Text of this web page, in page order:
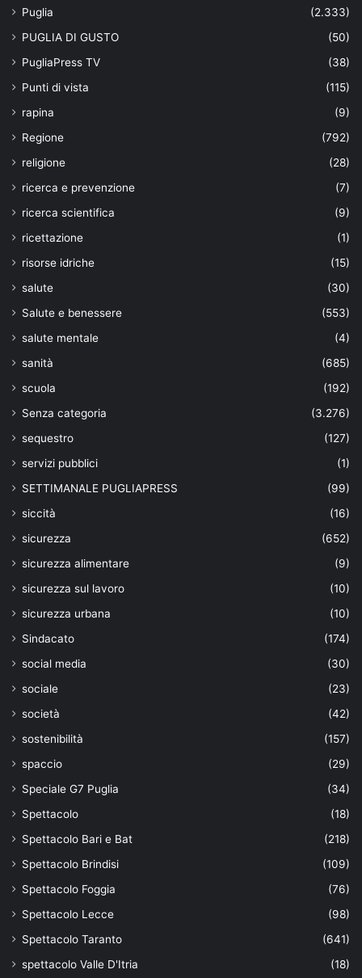
Puglia
(2.333)
PUGLIA DI GUSTO
(50)
PugliaPress TV
(38)
Punti di vista
(115)
rapina
(9)
Regione
(792)
religione
(28)
ricerca e prevenzione
(7)
ricerca scientifica
(9)
ricettazione
(1)
risorse idriche
(15)
salute
(30)
Salute e benessere
(553)
salute mentale
(4)
sanità
(685)
scuola
(192)
Senza categoria
(3.276)
sequestro
(127)
servizi pubblici
(1)
SETTIMANALE PUGLIAPRESS
(99)
siccità
(16)
sicurezza
(652)
sicurezza alimentare
(9)
sicurezza sul lavoro
(10)
sicurezza urbana
(10)
Sindacato
(174)
social media
(30)
sociale
(23)
società
(42)
sostenibilità
(157)
spaccio
(29)
Speciale G7 Puglia
(34)
Spettacolo
(18)
Spettacolo Bari e Bat
(218)
Spettacolo Brindisi
(109)
Spettacolo Foggia
(76)
Spettacolo Lecce
(98)
Spettacolo Taranto
(641)
spettacolo Valle D'Itria
(18)